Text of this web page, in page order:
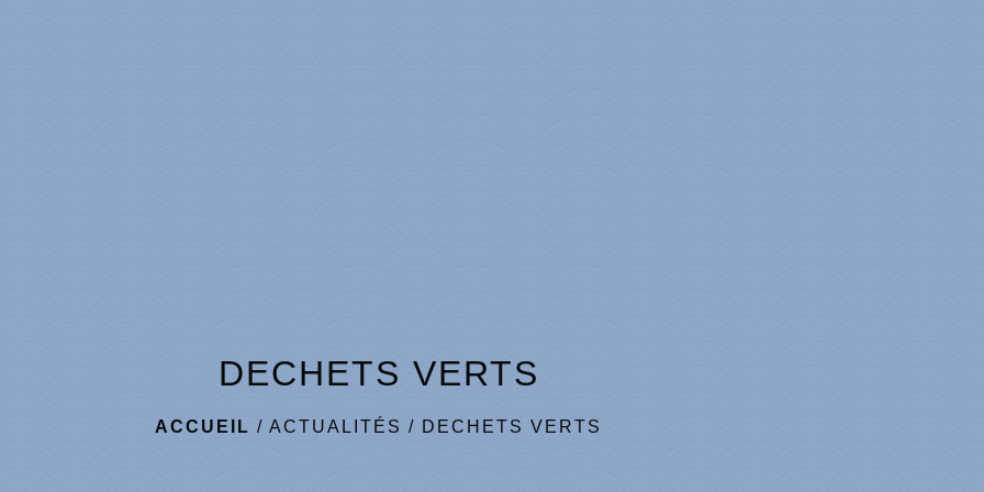
DECHETS VERTS
ACCUEIL /ACTUALITÉS / DECHETS VERTS